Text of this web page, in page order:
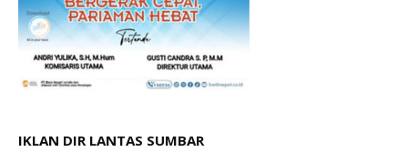
IKLAN DIR LANTAS SUMBAR